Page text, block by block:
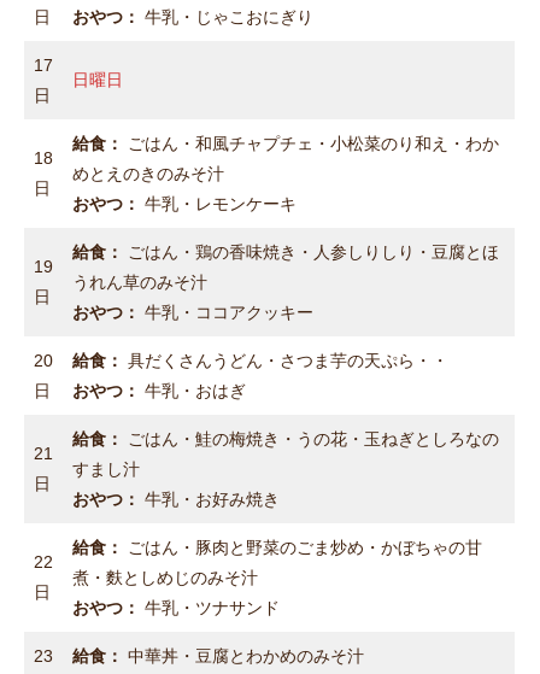
日
おやつ： 牛乳・じゃこおにぎり
17
日
日曜日
18
日
給食：
ごはん・和風チャプチェ・小松菜のり和え・わか
めとえのきのみそ汁
おやつ： 牛乳・レモンケーキ
19
日
給食：
ごはん・鶏の香味焼き・人参しりしり・豆腐とほ
うれん草のみそ汁
おやつ： 牛乳・ココアクッキー
20
日
給食： 具だくさんうどん・さつま芋の天ぷら・・
おやつ： 牛乳・おはぎ
21
日
給食：
ごはん・鮭の梅焼き・うの花・玉ねぎとしろなの
すまし汁
おやつ： 牛乳・お好み焼き
22
日
給食：
ごはん・豚肉と野菜のごま炒め・かぼちゃの甘
煮・麩としめじのみそ汁
おやつ： 牛乳・ツナサンド
23
給食： 中華丼・豆腐とわかめのみそ汁